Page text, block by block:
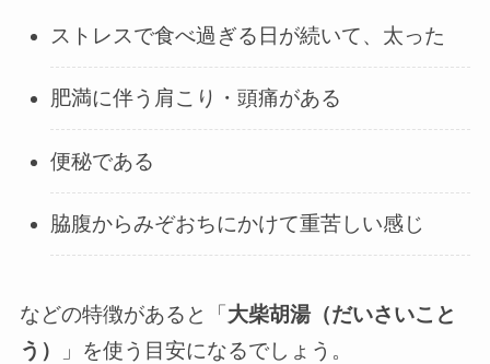
ストレスで食べ過ぎる日が続いて、太った
肥満に伴う肩こり・頭痛がある
便秘である
脇腹からみぞおちにかけて重苦しい感じ
などの特徴があると「 大柴胡湯（だいさいこと
う）
」を使う目安になるでしょう。